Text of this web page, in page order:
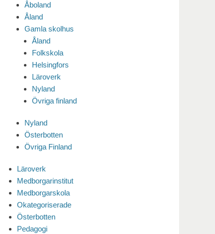
Åboland
Åland
Gamla skolhus
Åland
Folkskola
Helsingfors
Läroverk
Nyland
Övriga finland
Nyland
Österbotten
Övriga Finland
Läroverk
Medborgarinstitut
Medborgarskola
Okategoriserade
Österbotten
Pedagogi